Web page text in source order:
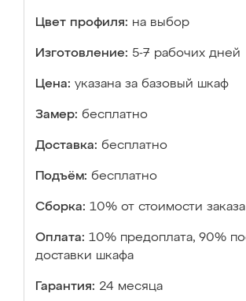
Цвет профиля: на выбор
Изготовление: 5-7 рабочих дней
Цена: указана за базовый шкаф
Замер: бесплатно
Доставка: бесплатно
Подъём: бесплатно
Сборка: 10% от стоимости заказа
Оплата: 10% предоплата, 90%
доставки шкафа
Гарантия: 24 месяца